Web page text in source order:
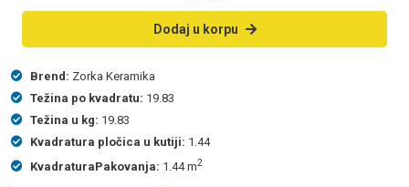
Dodaj u korpu
Brend: Zorka Keramika
Težina po kvadratu: 19.83
Težina u kg: 19.83
Kvadratura pločica u kutiji: 1.44
KvadraturaPakovanja: 1.44 m2